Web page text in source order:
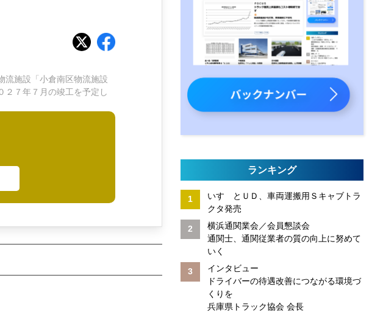
流施設「小倉南区物流施設
２７年７月の竣工を予定し
ランキング
いすゞとＵＤ、車両運搬用Ｓキャブトラ
クタ発売
横浜通関業会／会員懇談会
通関士、通関従業者の質の向上に努めて
いく
インタビュー
ドライバーの待遇改善につながる環境づ
くりを
兵庫県トラック協会 会長